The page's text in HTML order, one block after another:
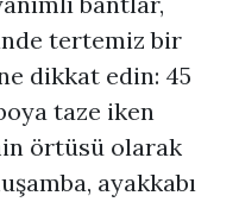
tertemiz bir
dikkat edin: 45
taze iken
örtüsü olarak
ayakkabı